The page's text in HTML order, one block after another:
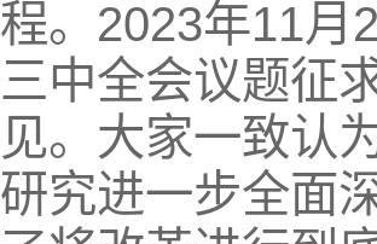
程。2023年11月
三中全会议题征
见。大家一致认
研究进一步全面